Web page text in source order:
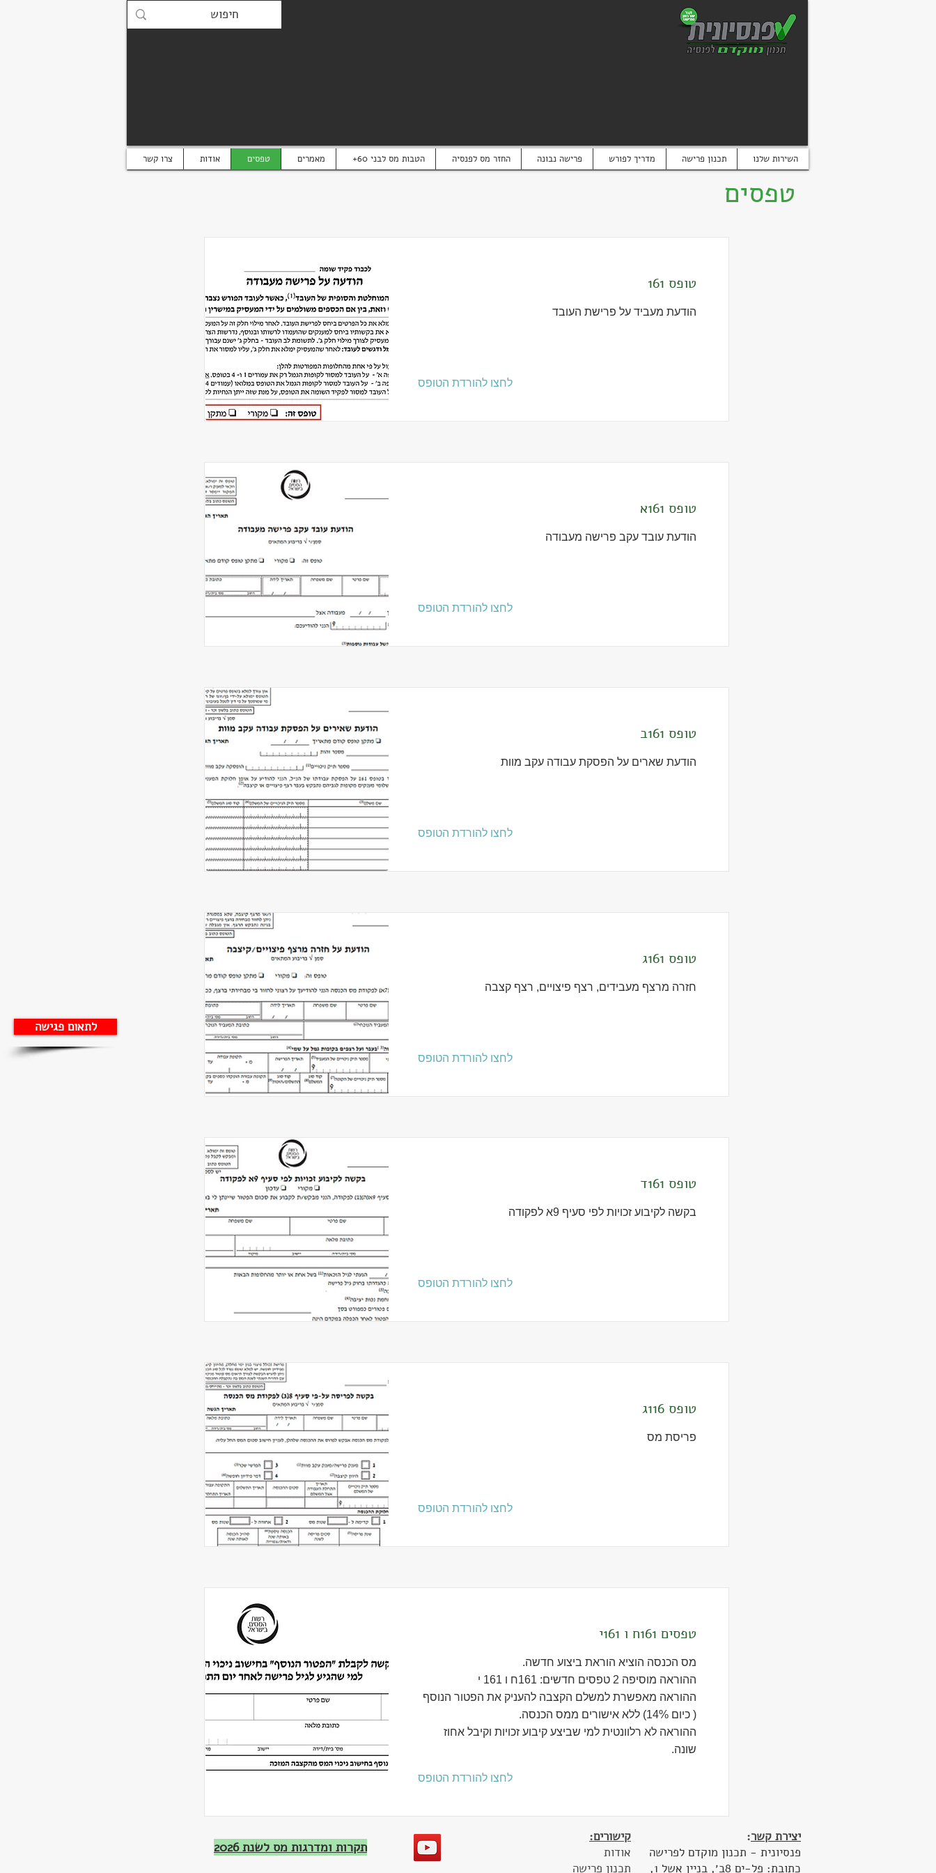
צרו קשר אודות טפסים מאמרים +הטבות מס לבני 60 החזר מס לפנסיה פרישה נבונה מדריך לפורש תכנון פרישה השירות שלנו
לתאום פגישה
טפסים
טופס 161
הודעת מעביד על פרישת העובד
לחצו להורדת הטופס
טופס 161א
הודעת עובד עקב פרישה מעבודה
לחצו להורדת הטופס
טופס 161ב
הודעת שארים על הפסקת עבודה עקב מוות
לחצו להורדת הטופס
טופס 161ג
חזרה מרצף מעבידים, רצף פיצויים, רצף קצבה
לחצו להורדת הטופס
טופס 161ד
בקשה לקיבוע זכויות לפי סעיף 9א לפקודה
לחצו להורדת הטופס
טופס 116ג
פריסת מס
לחצו להורדת הטופס
טפסים 161ח ו 161י
מס הכנסה הוציא הוראת ביצוע חדשה.
ההוראה מוסיפה 2 טפסים חדשים: 161ח ו 161 י
ההוראה מאפשרת למשלם הקצבה להעניק את הפטור הנוסף
( כיום 14%) ללא אישורים ממס הכנסה.
ההוראה לא רלוונטית למי שביצע קיבוע זכויות וקיבל אחוז
שונה.
לחצו להורדת הטופס
תקרות ומדרגות מס לשנת 2026
קישורים:
אודות
תכנון פרישה
יצירת קשר:
פנסיונית - תכנון מוקדם לפרישה
כתובת: פל-ים 8ב׳, בניין אשל 1,